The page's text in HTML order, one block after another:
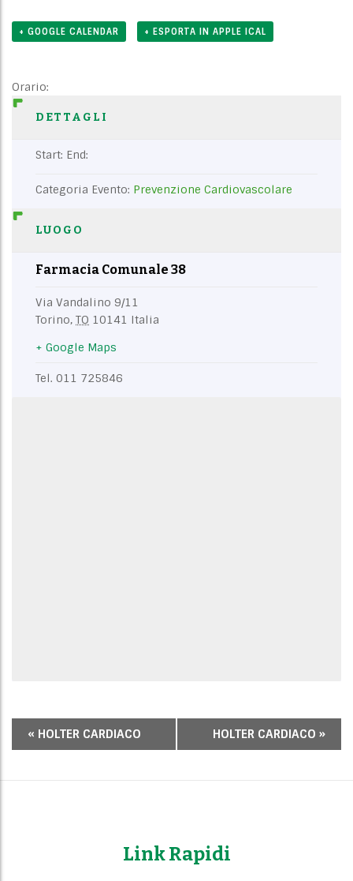
+ GOOGLE CALENDAR + ESPORTA IN APPLE ICAL
Orario:
DETTAGLI
Start: End:
Categoria Evento: Prevenzione Cardiovascolare
LUOGO
Farmacia Comunale 38
Via Vandalino 9/11
Torino, TO 10141 Italia
+ Google Maps
Tel. 011 725846
v
« HOLTER CARDIACO HOLTER CARDIACO »
Link Rapidi